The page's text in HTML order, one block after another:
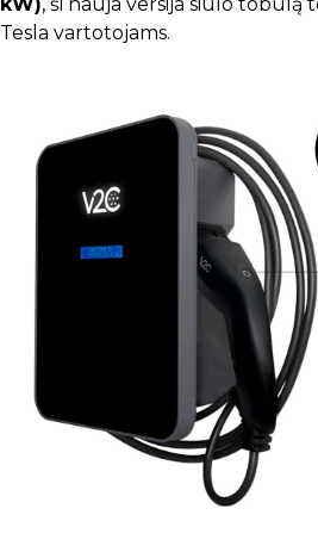
kW), ši nauja versija siūlo
Tesla vartotojams.